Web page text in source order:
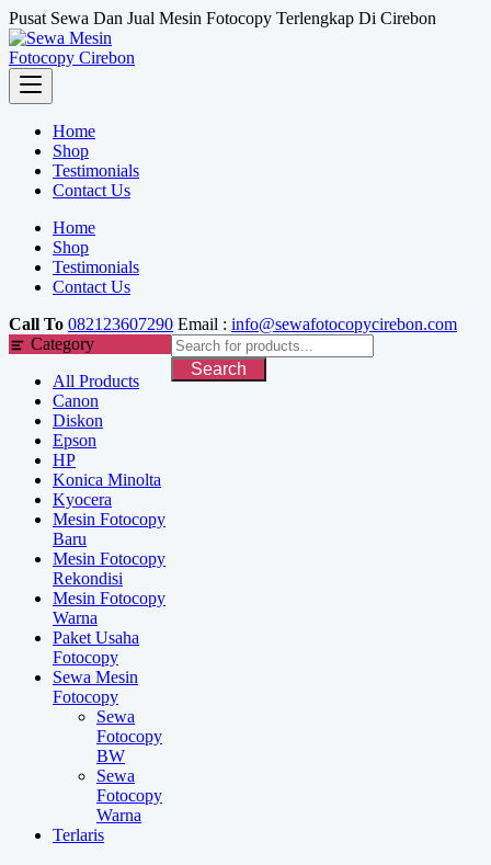
Skip
to
content
Pusat Sewa Dan Jual Mesin Fotocopy Terlengkap Di Cirebon
Home
Shop
Testimonials
Contact Us
Home
Shop
Testimonials
Contact Us
Call To 082123607290 Email : info@sewafotocopycirebon.com
Category
All Products
Canon
Diskon
Epson
HP
Konica Minolta
Kyocera
Mesin Fotocopy
Baru
Mesin Fotocopy
Rekondisi
Mesin Fotocopy
Warna
Paket Usaha
Fotocopy
Sewa Mesin
Fotocopy
Sewa
Fotocopy
BW
Sewa
Fotocopy
Warna
Terlaris
Search